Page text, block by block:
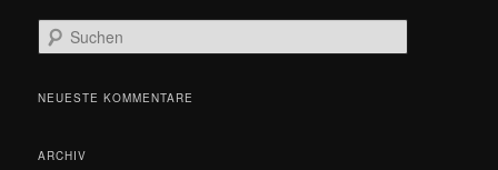
u
h
NEUESTE KOMMENTARE
ARCHIV